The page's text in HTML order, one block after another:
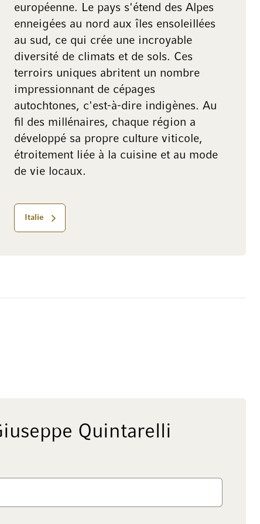
européenne. Le pays s'étend des Alpes
enneigées au nord aux îles ensoleillées
au sud, ce qui crée une incroyable
diversité de climats et de sols. Ces
terroirs uniques abritent un nombre
impressionnant de cépages
autochtones, c'est-à-dire indigènes. Au
fil des millénaires, chaque région a
développé sa propre culture viticole,
étroitement liée à la cuisine et au mode
de vie locaux.
Italie
Quintarelli